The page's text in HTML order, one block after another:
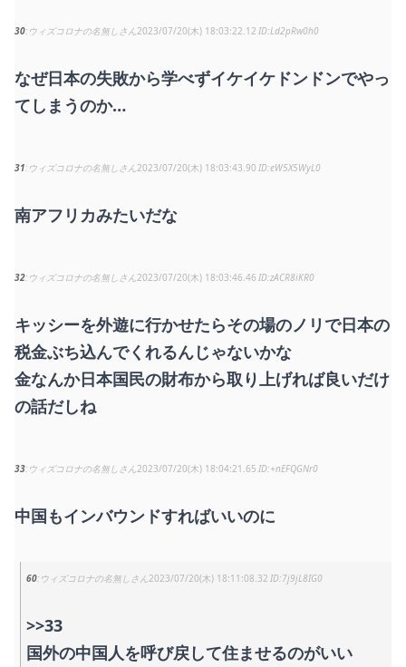
30 ウィズコロナの名無しさん2023/07/20(木) 18:03:22.12 Ld2pRw0h0
なぜ日本の失敗から学べずイケイケドンドンでやっ
てしまうのか…
31 ウィズコロナの名無しさん2023/07/20(木) 18:03:43.90 eW5X5WyL0
南アフリカみたいだな
32 ウィズコロナの名無しさん2023/07/20(木) 18:03:46.46 zACR8iKR0
キッシーを外遊に行かせたらその場のノリで日本の
税金ぶち込んでくれるんじゃないかな
金なんか日本国民の財布から取り上げれば良いだけ
の話だしね
33 ウィズコロナの名無しさん2023/07/20(木) 18:04:21.65 +nEFQGNr0
中国もインバウンドすればいいのに
60 ウィズコロナの名無しさん2023/07/20(木) 18:11:08.32 7j9jL8IG0
>>33
国外の中国人を呼び戻して住ませるのがいい